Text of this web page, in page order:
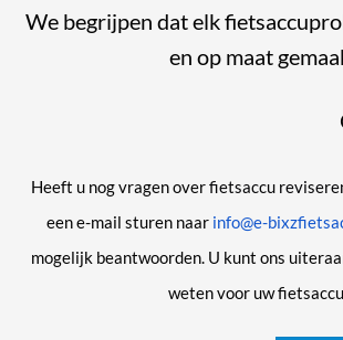
We begrijpen dat elk
en op maat
Heeft u nog vragen overfietsaccu
een e-mail sturen naar info@e-
mogelijk beantwoorden. U kunt ons
weten voor uw